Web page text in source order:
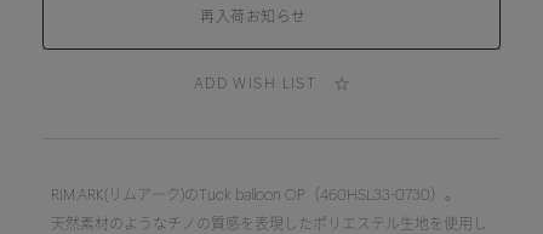
ADD WISH LIST
RIM.ARK(リムアーク)のTuck balloon OP（460HSL33-0730）。
天然素材のようなチノの質感を表現したポリエステル生地を使用し